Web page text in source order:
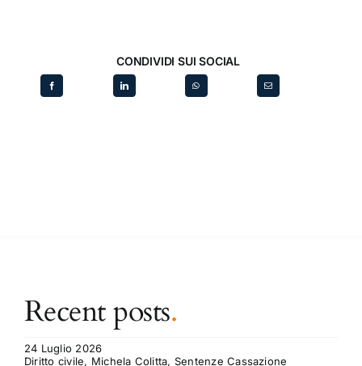
CONDIVIDI SUI SOCIAL
Recent posts.
24 Luglio 2026
Diritto civile, Michela Colitta, Sentenze Cassazione